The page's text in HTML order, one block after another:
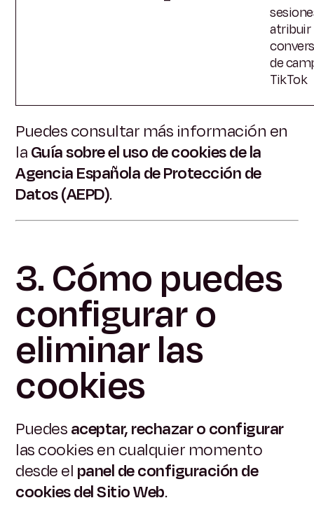
atribuir
de
TikTok
Puedes consultar más información en
laGuía sobre el uso de cookies de la
Agencia Española de Protección de
Datos (AEPD).
3. Cómo puedes
configurar o
eliminar las
cookies
Puedesaceptar, rechazar o configurar
las cookies en cualquier momento
desde el panel de configuración de
cookies del Sitio Web.